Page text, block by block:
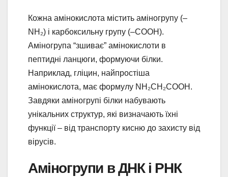
Кожна амінокислота містить аміногрупу (–
NH₂) і карбоксильну групу (–COOH).
Аміногрупа “зшиває” амінокислоти в
пептидні ланцюги, формуючи білки.
Наприклад, гліцин, найпростіша
амінокислота, має формулу NH₂CH₂COOH.
Завдяки аміногрупі білки набувають
унікальних структур, які визначають їхні
функції – від транспорту кисню до захисту від
вірусів.
Аміногрупи в ДНК і РНК